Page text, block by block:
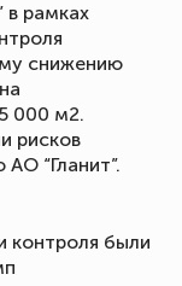
в рамках
снижению
000 м2.
рисков
“Гланит”.
контроля были